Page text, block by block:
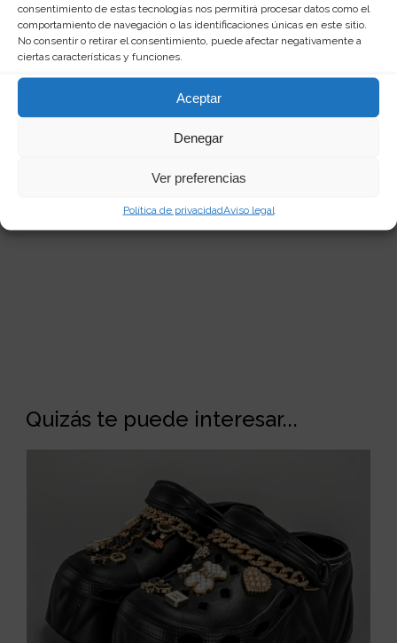
consentimiento de estas tecnologías nos permitirá procesar datos como el
comportamiento de navegación o las identificaciones únicas en este sitio.
No consentir o retirar el consentimiento, puede afectar negativamente a
ciertas características y funciones.
Aceptar
Denegar
Ver preferencias
Política de privacidadAviso legal
Redactora web curiosa, amante de las
palabras y de los productos singulares. Me
encanta investigar por la red y compartir mis
descubrimientos endejadepensar.com. Me
gusta el mar y disfrutar de la vida.
Quizás te puede interesar...